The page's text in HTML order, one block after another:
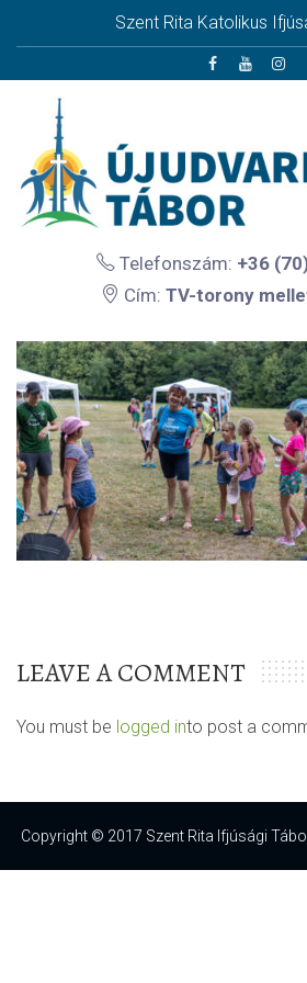
Szent Rita Katolikus
Telefonszám: +36
Cím: TV-torony
LEAVE A COMMENT
You must be logged into post a
Copyright © 2017 Szent Rita Ifjúsági